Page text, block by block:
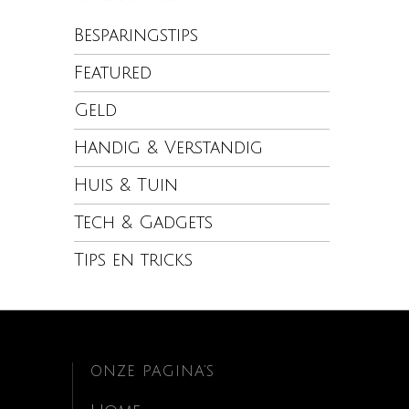
Besparingstips
Featured
Geld
Handig & Verstandig
Huis & Tuin
Tech & Gadgets
Tips en tricks
ONZE PAGINA’S